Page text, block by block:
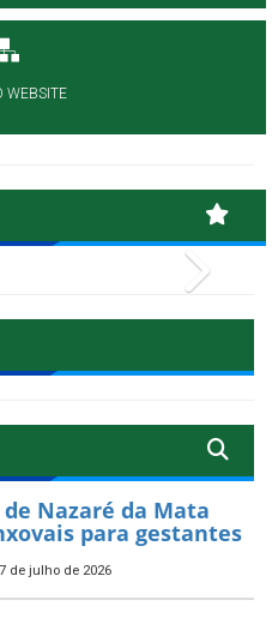
WEBSITE
Nazaré da Mata
para gestantes
de julho de 2026